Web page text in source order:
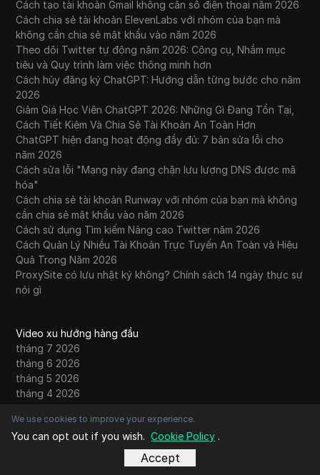
Cách tạo tài khoản Gmail không cần số điện thoại năm 2026
Cách chia sẻ tài khoản ElevenLabs với nhóm của bạn mà
không cần chia sẻ mật khẩu vào năm 2026
Theo dõi Twitter tự động năm 2026: Công cụ, Nhắm mục
tiêu và Quy trình làm việc thông minh hơn
Cách hủy đăng ký ChatGPT: Hướng dẫn từng bước cho năm
2026
Giảm Giá Học Viên ChatGPT 2026: Những Gì Đang Tồn Tại,
Cách Tiết Kiệm Và Chia Sẻ Tài Khoản An Toàn Hơn
ChatGPT hiện đang hoạt động đầy đủ: 7 bản sửa lỗi cho
năm 2026
Cách sửa lỗi "Mạng này đang chặn lưu lượng DNS được mã
hóa"
Cách chia sẻ tài khoản Runway với nhóm của bạn mà không
cần chia sẻ mật khẩu vào năm 2026
Cách sử dụng Tìm kiếm Nâng cao Twitter năm 2026
Cách Quản Lý Nhiều Tài Khoản Trực Tuyến An Toàn và Hiệu
Quả Trong Năm 2026
ProxySite có lưu nhật ký không? Chính sách 14 ngày thực sự
nói gì
Video xu hướng hàng đầu
tháng 7 2026
tháng 6 2026
tháng 5 2026
tháng 4 2026
tháng 2 2026
tháng 1 2026
We use cookies to improve your experience.
You can opt out if you wish. Cookie Policy .
Accept